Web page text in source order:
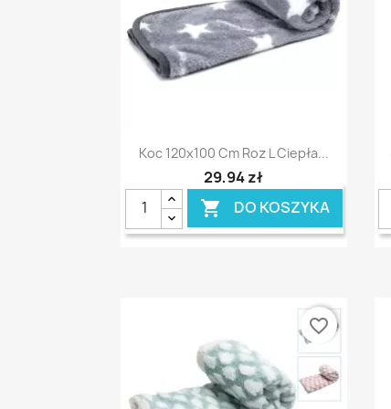
Szybki podgląd
Koc 120x100 Cm Roz L Ciepła...
29,94 zł
 DO KOSZYKA
favorite_border